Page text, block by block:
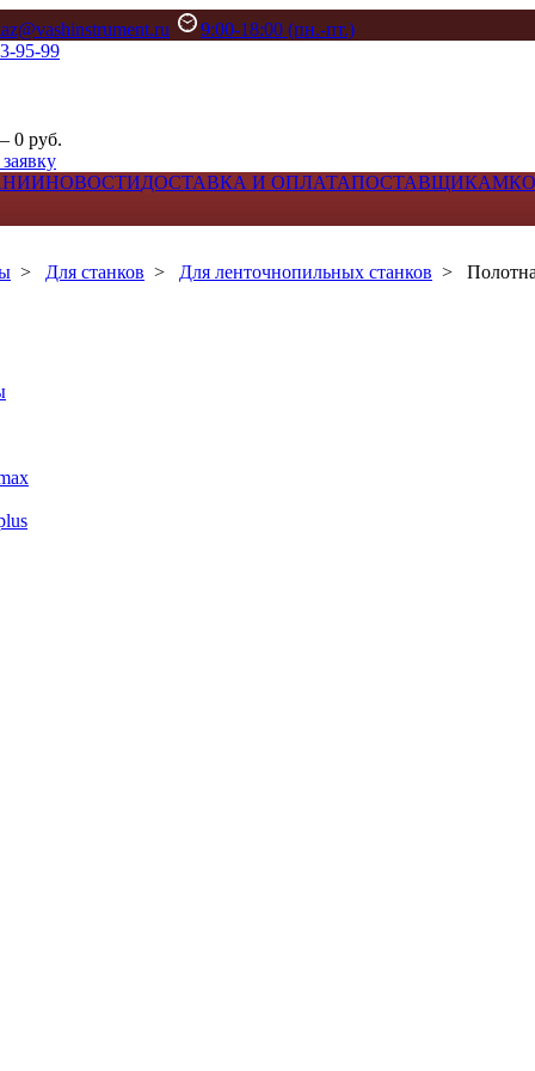
9:00-18:00 (пн.-пт.)
95-99
0 руб.
НОВОСТИДОСТАВКА И ОПЛАТАПОСТАВЩИКАМ
> Для станков > Для ленточнопильных станков > Полотна